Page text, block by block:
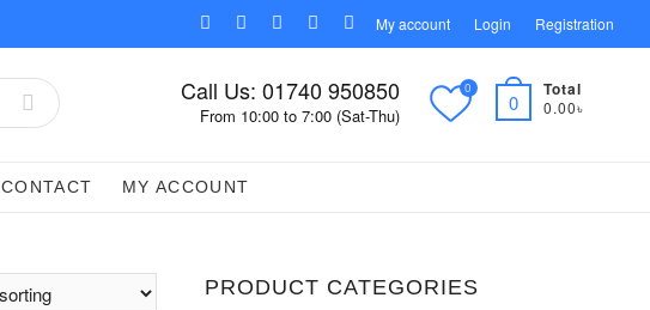
facebooktwitterpinterestinstagram
linkedinMy account Login Registration
Search
Call Us: 01740 950850
From 10:00 to 7:00 (Sat-Thu)
0
0
Total
0.00৳
CONTACT MY ACCOUNT
PRODUCT CATEGORIES